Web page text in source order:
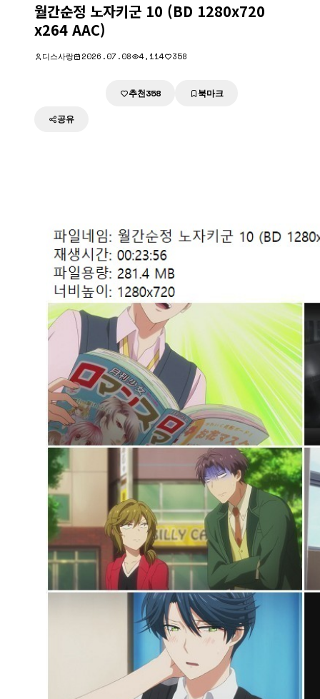
월간순정 노자키군 10 (BD 1280x720
x264 AAC)
디스사랑 2026.07.08 4,114 358
추천358 북마크
공유